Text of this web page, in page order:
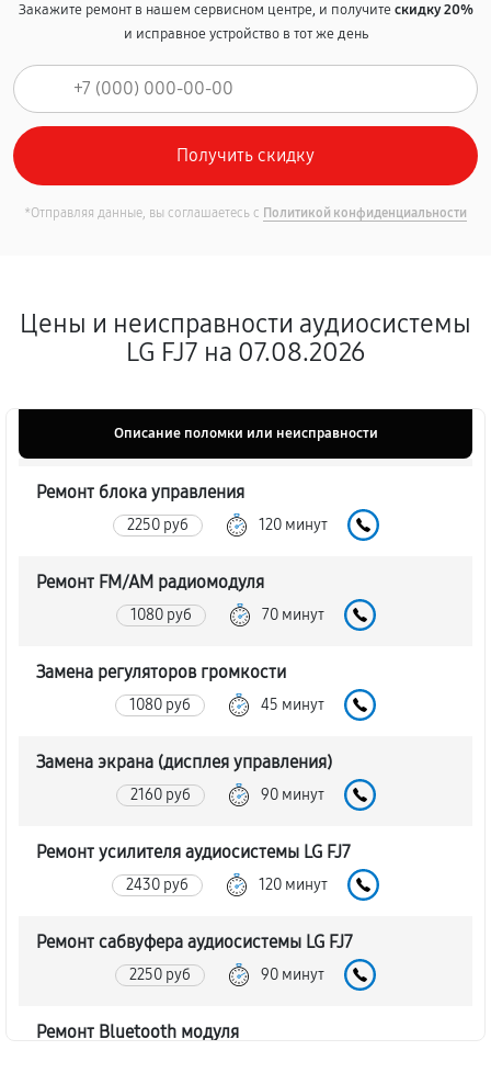
Закажите ремонт в нашем сервисном центре, и получитескидку 20%
и исправное устройство в тот же день
*Отправляя данные, вы соглашаетесь с Политикой конфиденциальности
Цены и неисправности аудиосистемы
LG FJ7 на 07.08.2026
Описание поломки или неисправности
Ремонт блока управления
2250 руб 120 минут
Ремонт FM/AM радиомодуля
1080 руб 70 минут
Замена регуляторов громкости
1080 руб 45 минут
Замена экрана (дисплея управления)
2160 руб 90 минут
Ремонт усилителя аудиосистемы LG FJ7
2430 руб 120 минут
Ремонт сабвуфера аудиосистемы LG FJ7
2250 руб 90 минут
Ремонт Bluetooth модуля